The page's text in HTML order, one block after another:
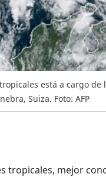
está a cargo de
Suiza. Foto: AFP
tropicales, mejor